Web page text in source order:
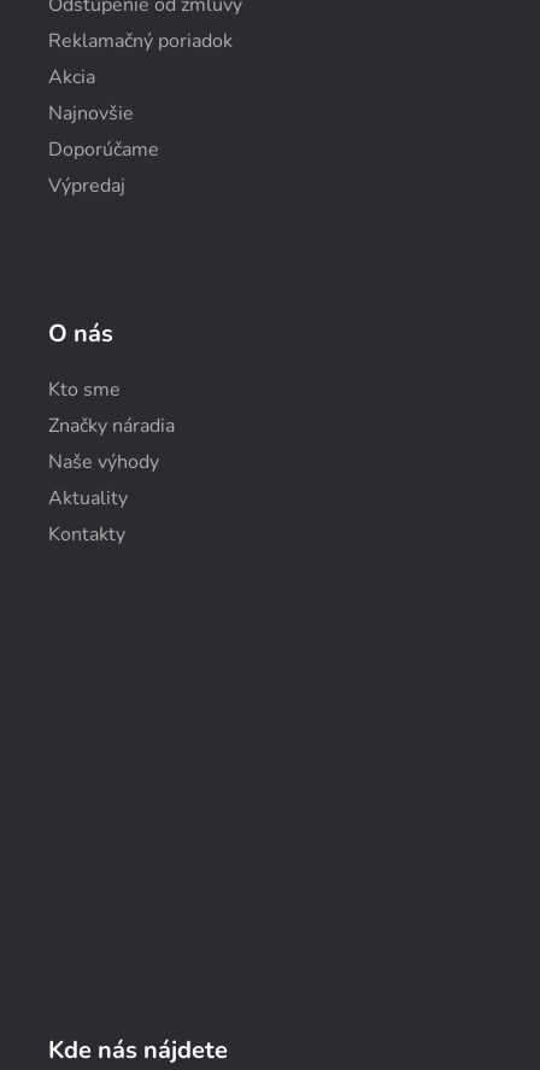
Reklamačný poriadok
Akcia
Najnovšie
Doporúčame
Výpredaj
O nás
Kto sme
Značky náradia
Naše výhody
Aktuality
Kontakty
Kde nás nájdete